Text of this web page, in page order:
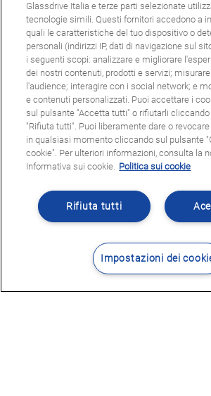
Glassdrive Italia e terze parti selezionate
tecnologie simili. Questi fornitori accedono a
quali le caratteristiche del tuo dispositivo o
personali (indirizzi IP, dati di navigazione sul
i seguenti scopi: analizzare e migliorare
dei nostri contenuti, prodotti e servizi;
l'audience; interagire con i social network; e
e contenuti personalizzati. Puoi accettare i
sul pulsante "Accetta tutti" o rifiutarli
"Rifiuta tutti". Puoi liberamente dare o
in qualsiasi momento cliccando sul pulsante
cookie". Per ulteriori informazioni, consulta la
Informativa sui cookie. Politica sui cookie
Rifiuta tutti
Impostazioni dei